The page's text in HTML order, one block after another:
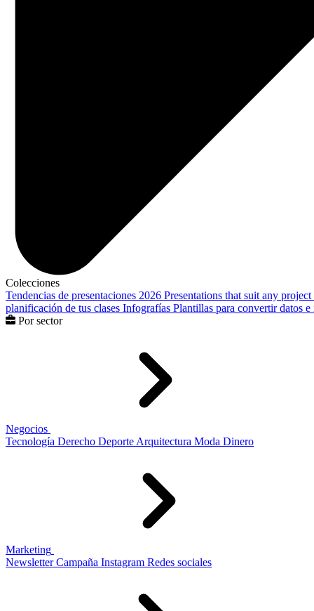
Colecciones
Tendencias de presentaciones 2026 Presentations that suit any project
planificación de tus clases Infografías Plantillas para convertir datos
Por sector
Negocios
Tecnología Derecho Deporte Arquitectura Moda Dinero
Marketing
Newsletter Campaña Instagram Redes sociales